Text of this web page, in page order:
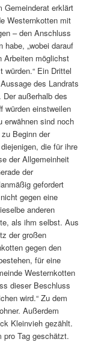
Gemeinderat erklärt
Westernkotten mit
– den Anschluss
habe, „wobei darauf
Arbeiten möglichst
Ein Drittel
des Landrats
außerhalb des
würden einstweilen
erwähnen sind noch
Beginn der
die für ihre
der Allgemeinheit
der
gefordert
gegen eine
anderen
als ihm selbst. Aus
der großen
gegen den
für eine
Westernkotten
dieser Beschluss
wird.“ Zu dem
Außerdem
Kleinvieh gezählt.
pro Tag geschätzt.